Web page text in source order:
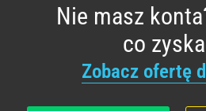
Nie masz
co
Zobacz ofertę